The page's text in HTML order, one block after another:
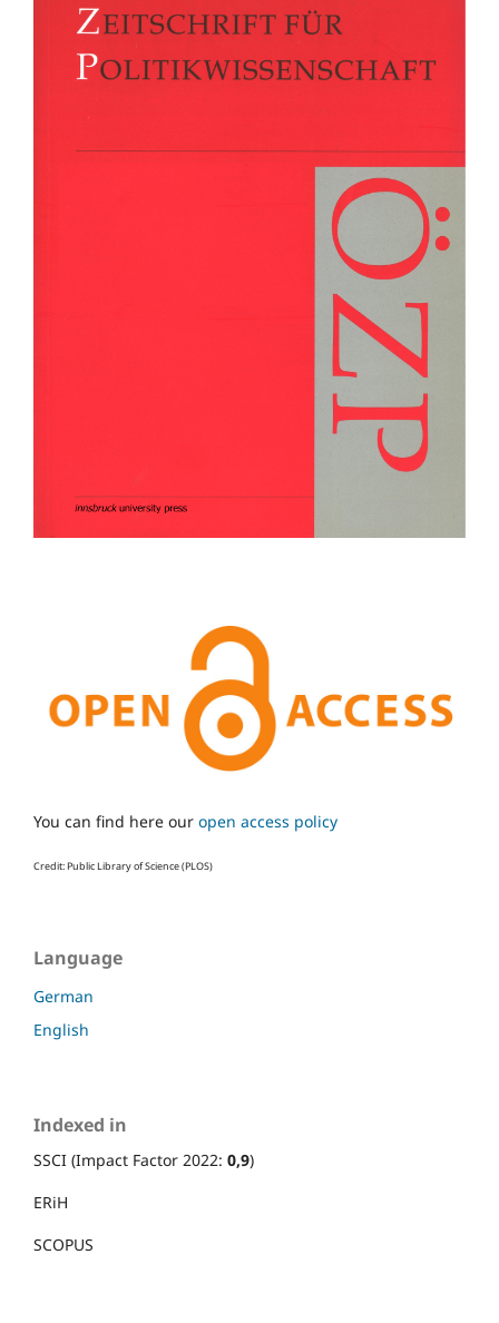
You can find here our open access policy
Credit: Public Library of Science (PLOS)
Language
German
English
Indexed in
SSCI (Impact Factor 2022: 0,9)
ERiH
SCOPUS